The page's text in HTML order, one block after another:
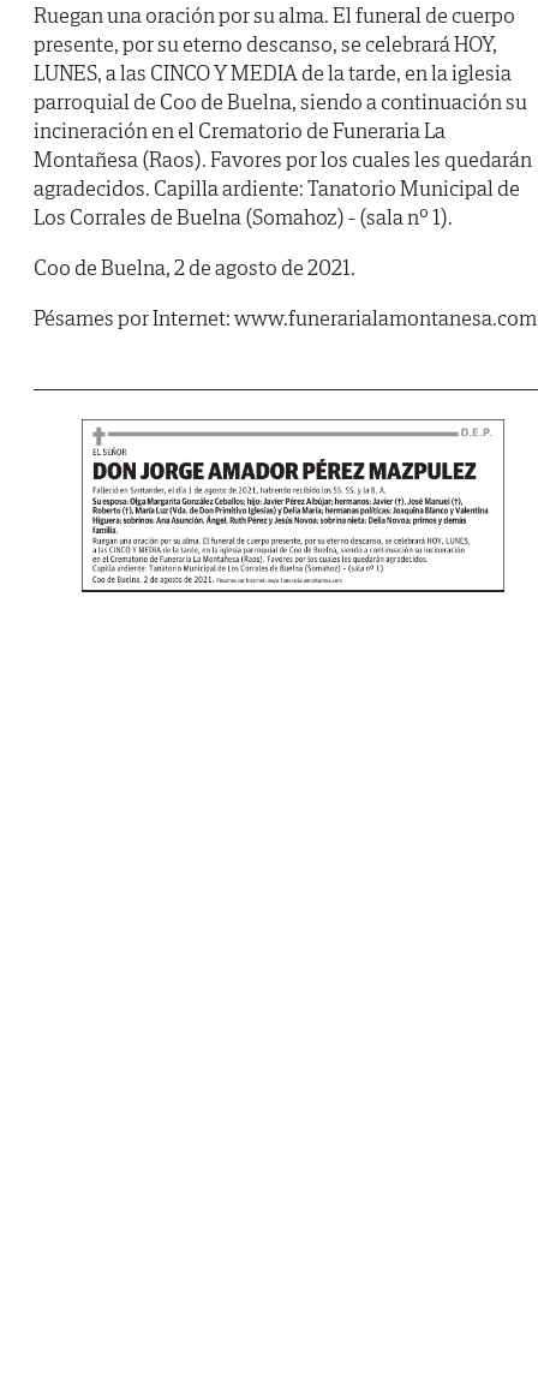
Ruegan una oración por su alma. El funeral de cuerpo
presente, por su eterno descanso, se celebrará HOY,
LUNES, a las CINCO Y MEDIA de la tarde, en la iglesia
parroquial de Coo de Buelna, siendo a continuación su
incineración en el Crematorio de Funeraria La
Montañesa (Raos). Favores por los cuales les quedarán
agradecidos. Capilla ardiente: Tanatorio Municipal de
Los Corrales de Buelna (Somahoz) - (sala nº 1).
Coo de Buelna, 2 de agosto de 2021.
Pésames por Internet: www.funerarialamontanesa.com